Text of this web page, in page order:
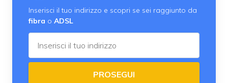
Inserisci il tuo indirizzo e scopri se sei raggiunto da
fibra o ADSL
PROSEGUI